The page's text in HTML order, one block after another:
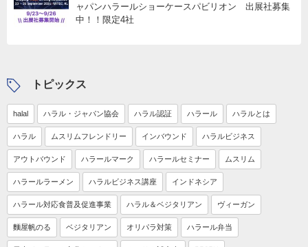
ャパンハラールショーケースパビリオン 出展社募集
中！！限定4社
トピックス
halal ハラル・ジャパン協会 ハラル認証 ハラール ハラルとは
ハラル ムスリムフレンドリー インバウンド ハラルビジネス
アウトバウンド ハラールマーク ハラールセミナー ムスリム
ハラールラーメン ハラルビジネス講座 インドネシア
ハラール対応食普及促進事業 ハラル＆ベジタリアン ヴィーガン
麵屋帆のる ベジタリアン オリパラ対策 ハラール弁当